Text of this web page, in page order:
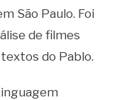
São Paulo. Foi
de filmes
do Pablo.